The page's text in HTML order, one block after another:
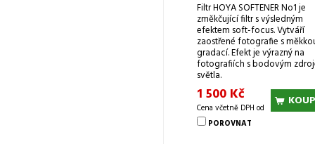
Filtr HOYA SOFTENER No1 je
změkčující filtr s výsledným
efektem soft-focus. Vytváří
zaostřené fotografie s
gradací. Efekt je výrazný na
fotografiích s bodovým
světla.
1 500 Kč
Cena včetně DPH od
POROVNAT